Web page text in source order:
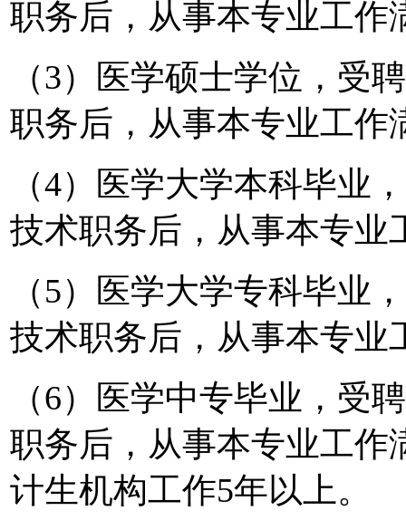
职务后，从事本专业工作
（3）医学硕士学位，受
职务后，从事本专业工作
（4）医学大学本科毕业
技术职务后，从事本专业
（5）医学大学专科毕业
技术职务后，从事本专业
（6）医学中专毕业，受
职务后，从事本专业工作
计生机构工作5年以上。